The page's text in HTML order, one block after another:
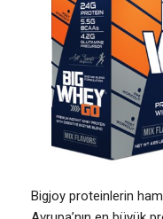
Bigjoy proteinlerin